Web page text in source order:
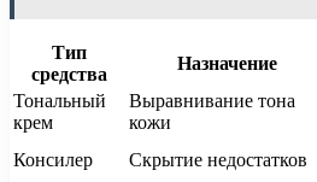
Тип
средства
Назначение
Тональный
крем
Выравнивание тона
кожи
Консилер
Скрытие недостатков